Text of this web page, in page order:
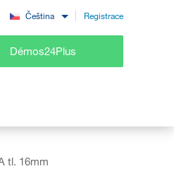
Čeština Registrace
Démos24Plus
tl. 16mm